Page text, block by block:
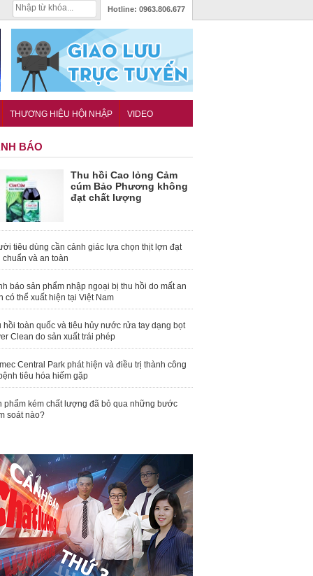
Hotline: 0963.806.677
THƯƠNG HIỆU HỘI NHẬP VIDEO
BÁO
Thu hồi Cao lỏng Cảm
cúm Bảo Phương không
đạt chất lượng
tiêu dùng cần cảnh giác lựa chọn thịt lợn đạt
chuẩn và an toàn
báo sản phẩm nhập ngoại bị thu hồi do mất an
có thể xuất hiện tại Việt Nam
hồi toàn quốc và tiêu hủy nước rửa tay dạng bọt
Clean do sản xuất trái phép
Central Park phát hiện và điều trị thành công
tiêu hóa hiếm gặp
phẩm kém chất lượng đã bỏ qua những bước
soát nào?